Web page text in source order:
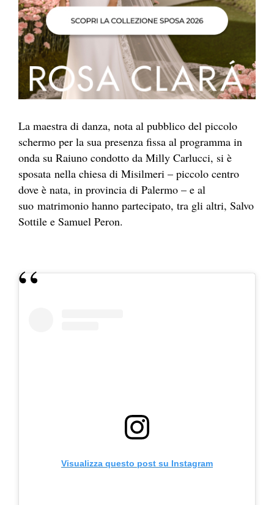
La maestra di danza, nota al pubblico del piccolo
schermo per la sua presenza fissa al programma in
onda su Raiuno condotto da Milly Carlucci, si è
sposata nella chiesa di Misilmeri – piccolo centro
dove è nata, in provincia di Palermo – e al
suo matrimonio hanno partecipato, tra gli altri, Salvo
Sottile e Samuel Peron.
Visualizza questo post su Instagram